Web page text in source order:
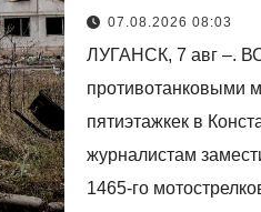
Константиновке
07.08.2026 08:03
ЛУГАНСК, 7 авг –.
противотанковыми
пятиэтажкек в
журналистам
1465-го